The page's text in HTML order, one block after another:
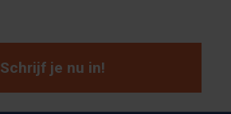
Schrijf je nu in!